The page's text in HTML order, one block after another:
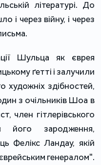
літературі. До
і через війну, і через
Шульца як єврея
ґетті і залучили
художніх здібностей,
з очільників Шоа в
член гітлерівського
зародження,
Фелікс Ландау, якій
генералом".